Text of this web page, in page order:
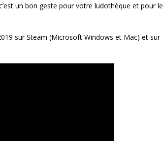
un bon geste pour votre ludothèque et pour le
sur Steam (Microsoft Windows et Mac) et sur